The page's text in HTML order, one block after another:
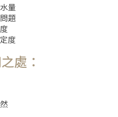
量
題
度
處：